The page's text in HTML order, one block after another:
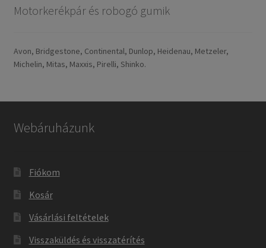
Motorkerékpár és robogó gumik
Avon, Bridgestone, Continental, Dunlop, Heidenau, Metzeler,
Michelin, Mitas, Maxxis, Pirelli, Shinko.
Webáruházunk
Fiókom
Kosár
Vásárlási feltételek
Visszaküldés és visszatérítés